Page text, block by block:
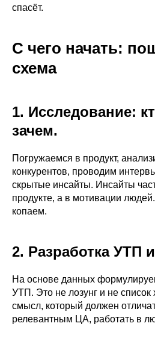
спасёт.
С чего начать:
схема
1. Исследование:
зачем.
Погружаемся в продукт,
конкурентов, проводим
скрытые инсайты. Инсайты
продукте, а в мотивации
копаем.
2. Разработка УТП
На основе данных
УТП. Это не лозунг и не список
смысл, который должен
релевантным ЦА, работать в